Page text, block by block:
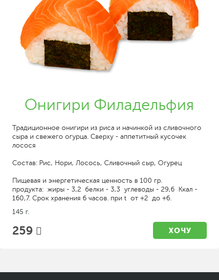
Онигири Филадельфия
Традиционное онигири из риса и начинкой из сливочного
сыра и свежего огурца. Сверху - аппетитный кусочек
лосося
Состав: Рис, Нори, Лосось, Сливочный сыр, Огурец
Пищевая и энергетическая ценность в 100 гр.
продукта: жиры - 3,2 белки - 3,3 углеводы - 29,6 Ккал -
160,7. Срок хранения 6 часов. при t от +2 до +6.
145 г.
259 ХОЧУ